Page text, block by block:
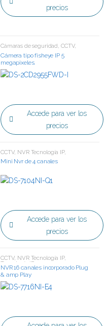
precios
Cámaras de seguridad, CCTV,
Cámera tipo fisheye IP 5
megapixeles.
Accede para ver los
precios
CCTV, NVR Tecnología IP,
Mini Nvr de 4 canales
Accede para ver los
precios
CCTV, NVR Tecnología IP,
Tecnología IP
NVR 16 canales incorporado Plug
& amp Play